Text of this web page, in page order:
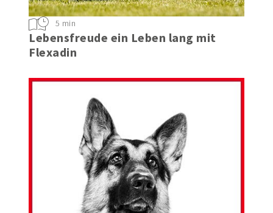
Lebensfreude ein Leben lang mit
Flexadin
5 min